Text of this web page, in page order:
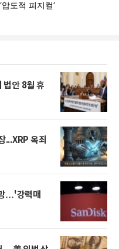
법안 8월 휴
...XRP 옥죄
…'강력매